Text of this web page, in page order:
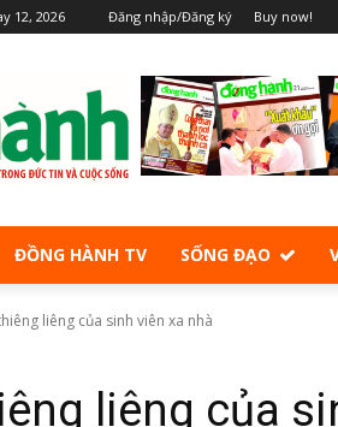
12, 2026 Đăng nhập/Đăng ký Buy now!
ĐỒNG HÀNH TV SỐNG ĐẠO
liêng của sinh viên xa nhà
liêng của